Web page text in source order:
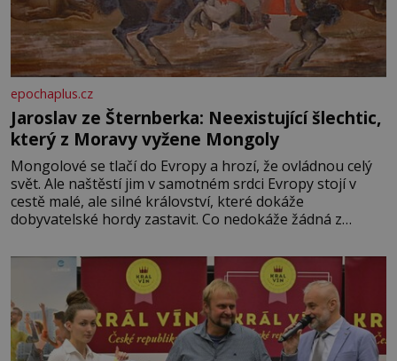
epochaplus.cz
Jaroslav ze Šternberka: Neexistující šlechtic,
který z Moravy vyžene Mongoly
Mongolové se tlačí do Evropy a hrozí, že ovládnou celý
svět. Ale naštěstí jim v samotném srdci Evropy stojí v
cestě malé, ale silné království, které dokáže
dobyvatelské hordy zastavit. Co nedokáže žádná z
král. Nebo že by ne? Mongolové od roku 1223 postupují
podél Kaspického a Azovského moře,